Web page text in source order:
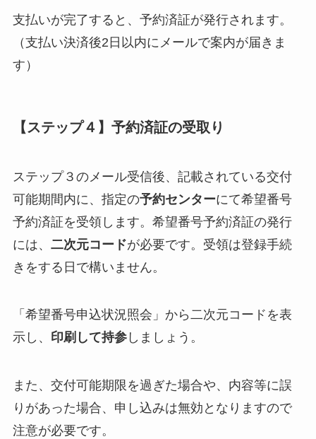
支払いが完了すると、予約済証が発行されます。
（支払い決済後2日以内にメールで案内が届きま
す）
【ステップ４】予約済証の受取り
ステップ３のメール受信後、記載されている交付
可能期間内に、指定の予約センターにて希望番号
予約済証を受領します。希望番号予約済証の発行
には、 二次元コードが必要です。受領は登録手続
きをする日で構いません。
「希望番号申込状況照会」から二次元コードを表
示し、 印刷して持参しましょう。
また、交付可能期限を過ぎた場合や、内容等に誤
りがあった場合、申し込みは無効となりますので
注意が必要です。